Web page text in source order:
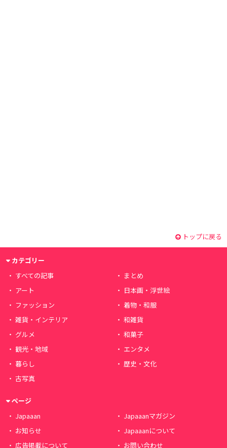
トップに戻る
カテゴリー
すべての記事
まとめ
アート
日本画・浮世絵
ファッション
着物・和服
雑貨・インテリア
和雑貨
グルメ
和菓子
観光・地域
エンタメ
暮らし
歴史・文化
古写真
ページ
Japaaan
Japaaanマガジン
お知らせ
Japaaanについて
広告掲載について
お問い合わせ